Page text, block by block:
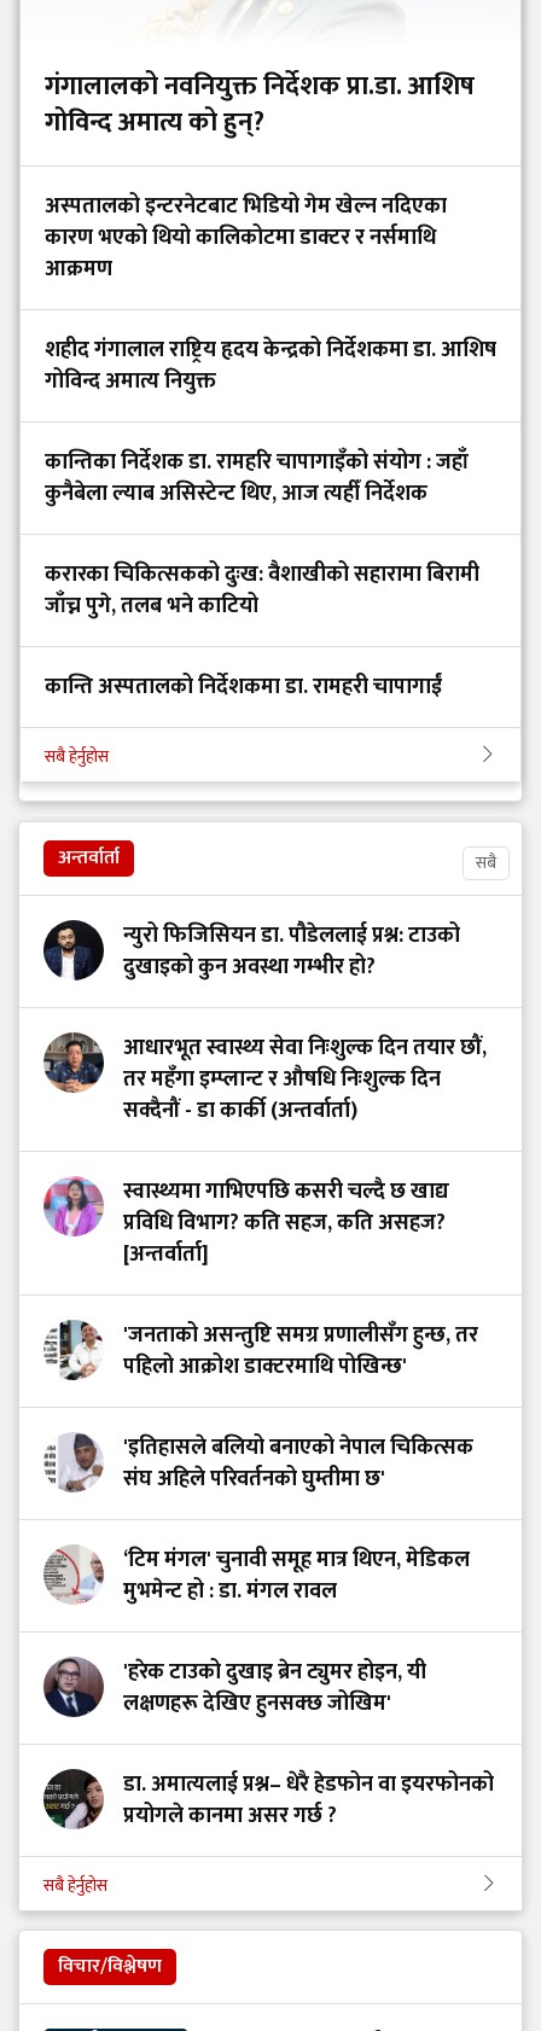
गंगालालको नवनियुक्त निर्देशक प्रा.डा. आशिष
गोविन्द अमात्य को हुन्?
अस्पतालको इन्टरनेटबाट भिडियो गेम खेल्न नदिएका
कारण भएको थियो कालिकोटमा डाक्टर र नर्समाथि
आक्रमण
शहीद गंगालाल राष्ट्रिय हृदय केन्द्रको निर्देशकमा डा. आशिष
गोविन्द अमात्य नियुक्त
कान्तिका निर्देशक डा. रामहरि चापागाइँको संयोग : जहाँ
कुनैबेला ल्याब असिस्टेन्ट थिए, आज त्यहीँ निर्देशक
करारका चिकित्सकको दुःख: वैशाखीको सहारामा बिरामी
जाँच्न पुगे, तलब भने काटियो
कान्ति अस्पतालको निर्देशकमा डा. रामहरी चापागाईं
सबै हेर्नुहोस
अन्तर्वार्ता सबै
न्युरो फिजिसियन डा. पौडेललाई प्रश्न: टाउको
दुखाइको कुन अवस्था गम्भीर हो?
आधारभूत स्वास्थ्य सेवा निःशुल्क दिन तयार छौं,
तर महँगा इम्प्लान्ट र औषधि निःशुल्क दिन
सक्दैनौं - डा कार्की (अन्तर्वार्ता)
स्वास्थ्यमा गाभिएपछि कसरी चल्दै छ खाद्य
प्रविधि विभाग? कति सहज, कति असहज?
[अन्तर्वार्ता]
'जनताको असन्तुष्टि समग्र प्रणालीसँग हुन्छ, तर
पहिलो आक्रोश डाक्टरमाथि पोखिन्छ'
'इतिहासले बलियो बनाएको नेपाल चिकित्सक
संघ अहिले परिवर्तनको घुम्तीमा छ'
‘टिम मंगल' चुनावी समूह मात्र थिएन, मेडिकल
मुभमेन्ट हो : डा. मंगल रावल
'हरेक टाउको दुखाइ ब्रेन ट्युमर होइन, यी
लक्षणहरू देखिए हुनसक्छ जोखिम'
डा. अमात्यलाई प्रश्न– धेरै हेडफोन वा इयरफोनको
प्रयोगले कानमा असर गर्छ ?
सबै हेर्नुहोस
विचार/विश्लेषण